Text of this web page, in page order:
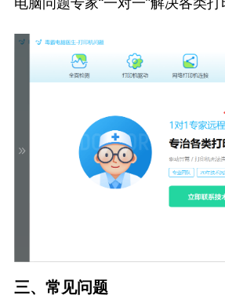
三、常见问题